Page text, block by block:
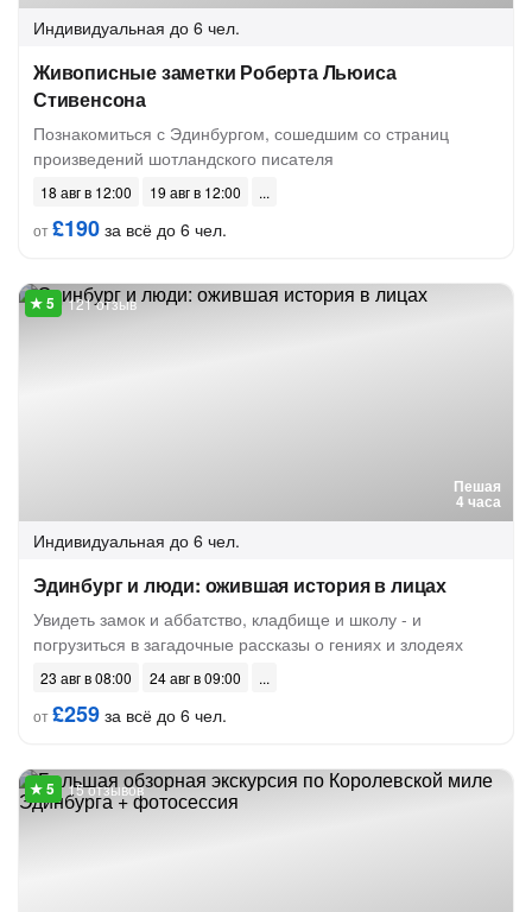
Индивидуальная до 6 чел.
Живописные заметки Роберта Льюиса
Стивенсона
Познакомиться с Эдинбургом, сошедшим со страниц
произведений шотландского писателя
18 авг в 12:00
19 авг в 12:00
от£190 за всё до 6 чел.
Пешая
4 часа
121 отзыв
Индивидуальная до 6 чел.
Эдинбург и люди: ожившая история в лицах
Увидеть замок и аббатство, кладбище и школу - и
погрузиться в загадочные рассказы о гениях и злодеях
23 авг в 08:00
24 авг в 09:00
от£259 за всё до 6 чел.
15 отзывов